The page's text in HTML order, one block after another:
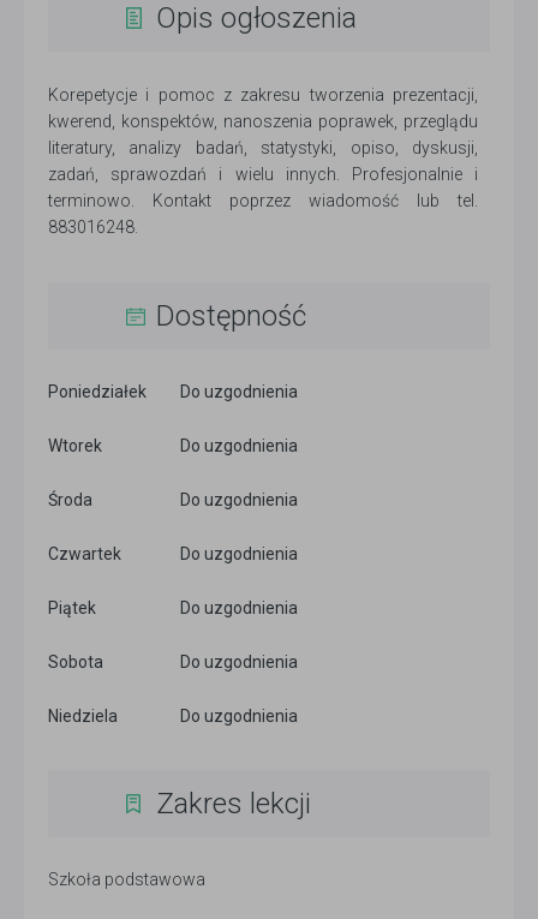
Opis ogłoszenia
Korepetycje i pomoc z zakresu tworzenia prezentacji,
kwerend, konspektów, nanoszenia poprawek, przeglądu
literatury, analizy badań, statystyki, opiso, dyskusji,
zadań, sprawozdań i wielu innych. Profesjonalnie i
terminowo. Kontakt poprzez wiadomość lub tel.
883016248.
Dostępność
Poniedziałek Do uzgodnienia
Wtorek Do uzgodnienia
Środa Do uzgodnienia
Czwartek Do uzgodnienia
Piątek Do uzgodnienia
Sobota Do uzgodnienia
Niedziela Do uzgodnienia
Zakres lekcji
Szkoła podstawowa